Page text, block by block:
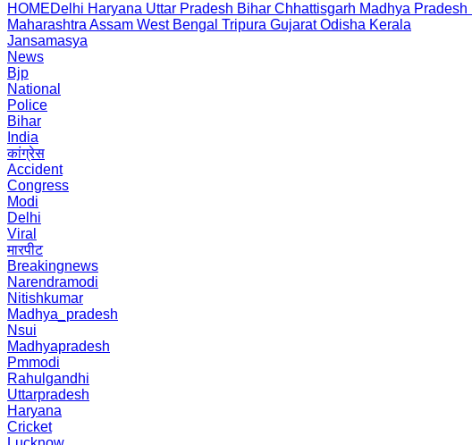
HOMEDelhi Haryana Uttar Pradesh Bihar Chhattisgarh Madhya Pradesh
Maharashtra Assam West Bengal Tripura Gujarat Odisha Kerala
Jansamasya
News
Bjp
National
Police
Bihar
India
कांग्रेस
Accident
Congress
Modi
Delhi
Viral
मारपीट
Breakingnews
Narendramodi
Nitishkumar
Madhya_pradesh
Nsui
Madhyapradesh
Pmmodi
Rahulgandhi
Uttarpradesh
Haryana
Cricket